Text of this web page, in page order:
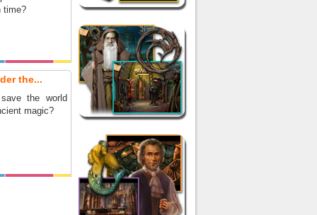
time?
the...
the world
magic?